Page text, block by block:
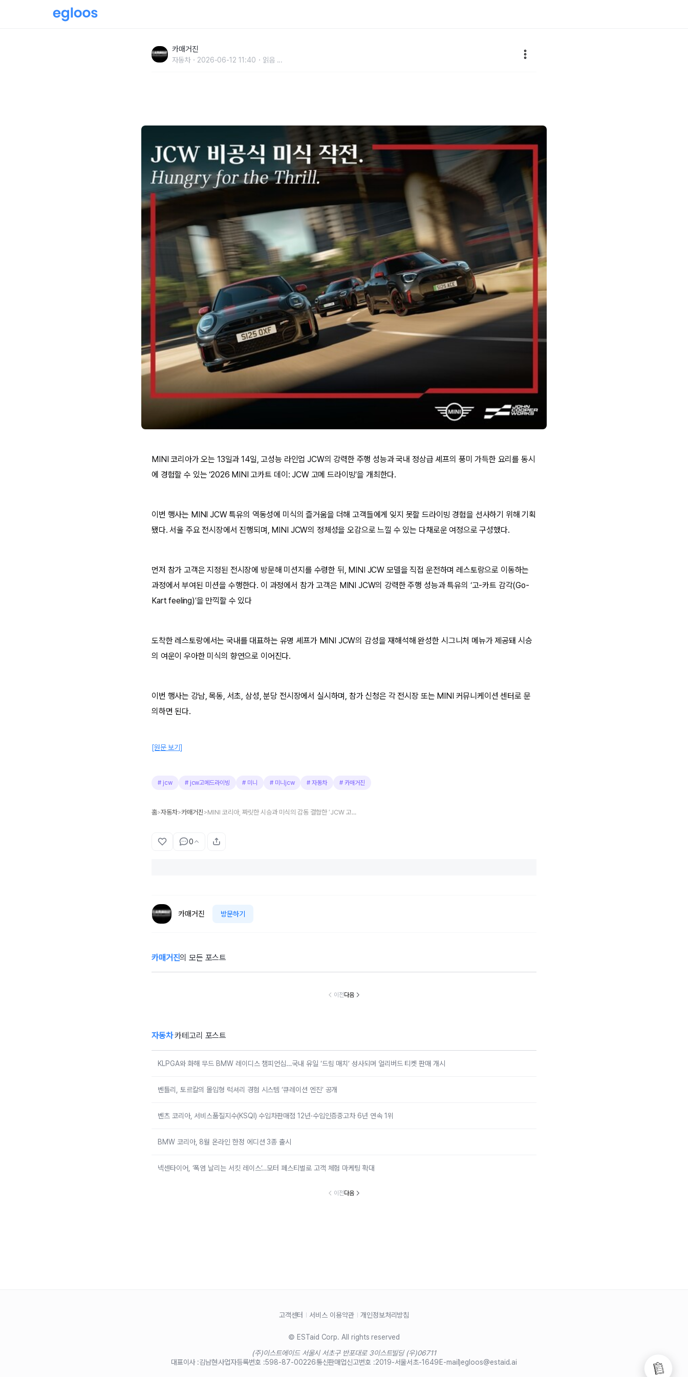
카매거진
자동차 2026-06-12 11:40 읽음 ...
MINI 코리아가 오는 13일과 14일, 고성능 라인업 JCW의 강력한 주행 성능과 국내 정상급 셰프의 풍미 가득한 요리를 동시
에 경험할 수 있는 ‘2026 MINI 고카트 데이: JCW 고메 드라이빙’을 개최한다.
이번 행사는 MINI JCW 특유의 역동성에 미식의 즐거움을 더해 고객들에게 잊지 못할 드라이빙 경험을 선사하기 위해 기획
됐다. 서울 주요 전시장에서 진행되며, MINI JCW의 정체성을 오감으로 느낄 수 있는 다채로운 여정으로 구성했다.
먼저 참가 고객은 지정된 전시장에 방문해 미션지를 수령한 뒤, MINI JCW 모델을 직접 운전하며 레스토랑으로 이동하는
과정에서 부여된 미션을 수행한다. 이 과정에서 참가 고객은 MINI JCW의 강력한 주행 성능과 특유의 ‘고-카트 감각(Go-
Kart feeling)’을 만끽할 수 있다
도착한 레스토랑에서는 국내를 대표하는 유명 셰프가 MINI JCW의 감성을 재해석해 완성한 시그니처 메뉴가 제공돼 시승
의 여운이 우아한 미식의 향연으로 이어진다.
이번 행사는 강남, 목동, 서초, 삼성, 분당 전시장에서 실시하며, 참가 신청은 각 전시장 또는 MINI 커뮤니케이션 센터로 문
의하면 된다.
[원문 보기]
# jcw # jcw고메드라이빙 # 미니 # 미니jcw #자동차 # 카매거진
홈>자동차>카매거진 > MINI 코리아, 짜릿한 시승과 미식의 감동 결합한 ‘JCW 고메 드라이빙’ 개최
0
카매거진 방문하기
카매거진의 모든 포스트
KLPGA와 화해
벤틀리, 토르칼의
벤츠 코리아, 서비
I) 수입차판매점 1
BMW 코리아, 8
디션 3종 출시
넥센타이어, ‘폭염
현대차·기아, '20
이전다음
자동차카테고리 포스트
KLPGA와 화해 무드 BMW 레이디스 챔피언십…국내 유일 ‘드림 매치’ 성사되며 얼리버드 티켓 판매 개시
벤틀리, 토르칼의 몰입형 럭셔리 경험 시스템 ‘큐레이션 엔진’ 공개
벤츠 코리아, 서비스품질지수(KSQI) 수입차판매점 12년·수입인증중고차 6년 연속 1위
BMW 코리아, 8월 온라인 한정 에디션 3종 출시
넥센타이어, ‘폭염 날리는 서킷 레이스’…모터 페스티벌로 고객 체험 마케팅 확대
이전다음
고객센터 서비스 이용약관 개인정보처리방침
© ESTaid Corp. All rights reserved
(주)이스트에이드 서울시 서초구 반포대로 3이스트빌딩 (우)06711
대표이사 :김남현사업자등록번호 :598-87-00226통신판매업신고번호 :2019-서울서초-1649E-mail)egloos@estaid.ai